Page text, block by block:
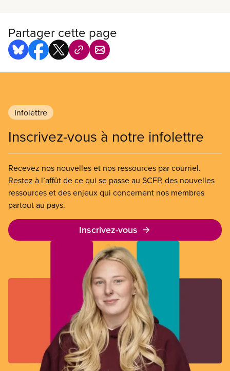
Partager cette page
Infolettre
Inscrivez-vous à notre infolettre
Recevez nos nouvelles et nos ressources par courriel.
Restez à l’affût de ce qui se passe au SCFP, des nouvelles
ressources et des enjeux qui concernent nos membres
partout au pays.
Inscrivez-vous